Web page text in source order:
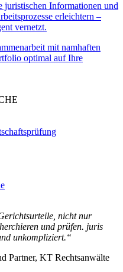
juristischen Informationen und
erleichtern –
vernetzt.
mit namhaften
optimal auf Ihre
nicht nur
und prüfen. juris
unkompliziert.“
Partner, KT Rechtsanwälte